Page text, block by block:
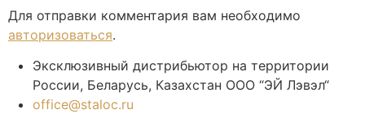
Для отправки комментария вам необходимо
авторизоваться.
Эксклюзивный дистрибьютор на территории
России, Беларусь, Казахстан ООО “ЭЙ Лэвэл“
office@staloc.ru